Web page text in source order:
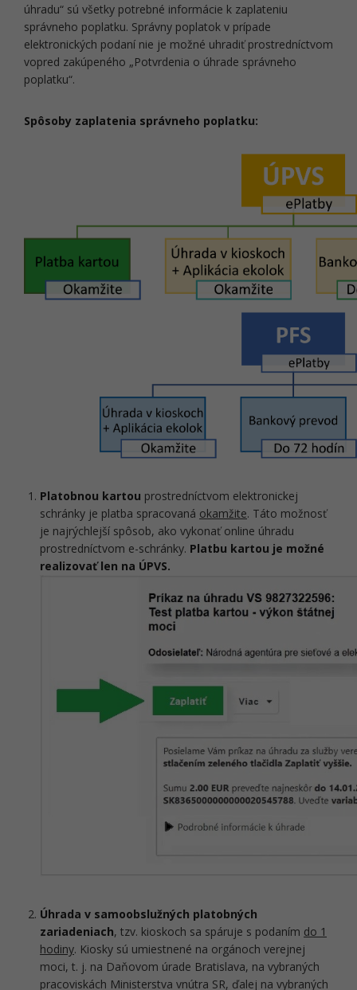
úhradu“ sú všetky potrebné informácie k zaplateniu
správneho poplatku. Správny poplatok v prípade
elektronických podaní nie je možné uhradiť prostredníctvom
vopred zakúpeného „Potvrdenia o úhrade správneho
poplatku“.
Spôsoby zaplatenia správneho poplatku:
Platobnou kartou prostredníctvom elektronickej
schránky je platba spracovaná okamžite. Táto možnosť
je najrýchlejší spôsob, ako vykonať online úhradu
prostredníctvom e-schránky. Platbu kartou je možné
realizovať len na ÚPVS.
Úhrada v samoobslužných platobných
zariadeniach, tzv. kioskoch sa spáruje s podaním do 1
hodiny. Kiosky sú umiestnené na orgánoch verejnej
moci, t. j. na Daňovom úrade Bratislava, na vybraných
pracoviskách Ministerstva vnútra SR, ďalej na vybraných